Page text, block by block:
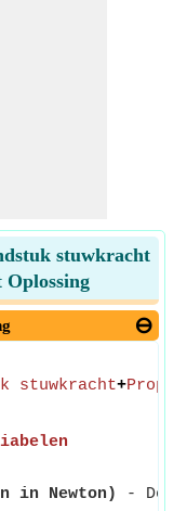
stuwkracht
stuwkracht+
in Newton)
- De